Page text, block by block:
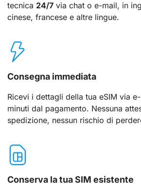
tecnica 24/7 via chat o e-mail, in
cinese, francese e altre lingue.
Consegna immediata
Ricevi i dettagli della tua eSIM via
minuti dal pagamento. Nessuna
spedizione, nessun rischio di
Conserva la tua SIM esistente